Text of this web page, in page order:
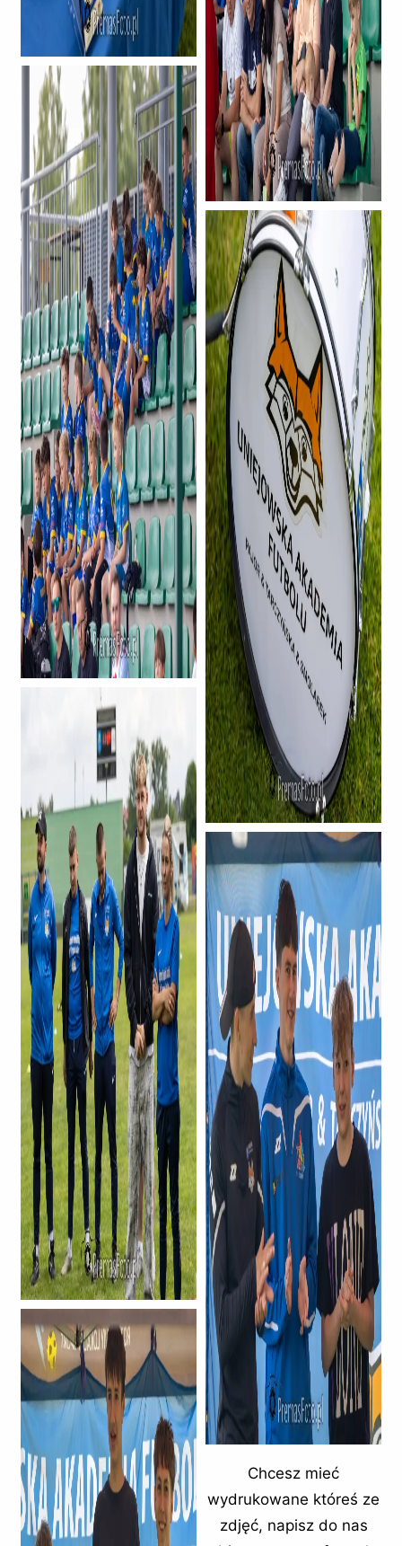
Chcesz mieć
wydrukowane któreś ze
zdjęć, napisz do nas